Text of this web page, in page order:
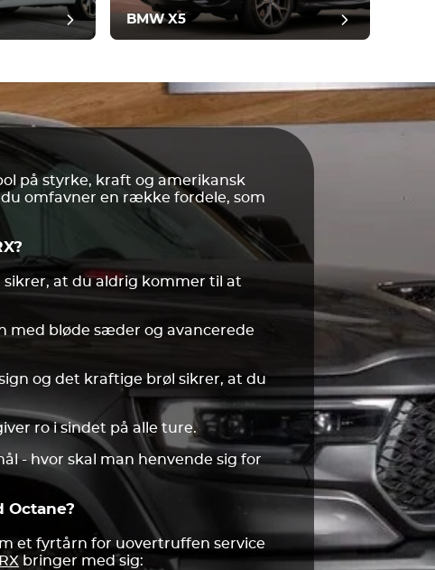
BMW X5
på styrke, kraft og amerikansk
omfavner en række fordele, som
sikrer, at du aldrig kommer til at
med bløde sæder og avancerede
og det kraftige brøl sikrer, at du
ro i sindet på alle ture.
- hvor skal man henvende sig for
Octane?
et fyrtårn for uovertruffen service
bringer med sig: